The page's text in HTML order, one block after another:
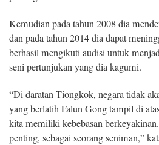
Kemudian pada tahun 2008 dia
dan pada tahun 2014 dia dapat
berhasil mengikuti audisi untuk
seni pertunjukan yang dia kagumi.
“Di daratan Tiongkok, negara tidak
yang berlatih Falun Gong tampil di
kita memiliki kebebasan
penting, sebagai seorang seniman,”